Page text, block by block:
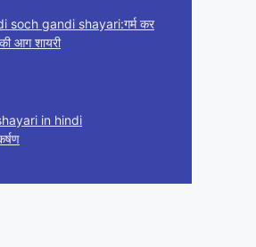
soch gandi shayari:गर्म कर
आग शायरी
in hindi